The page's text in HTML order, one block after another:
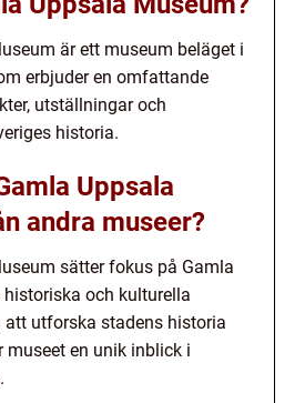
är ett museum beläget i
erbjuder en omfattande
utställningar och
historia.
Uppsala
andra museer?
sätter fokus på Gamla
historiska och kulturella
att utforska stadens historia
museet en unik inblick i